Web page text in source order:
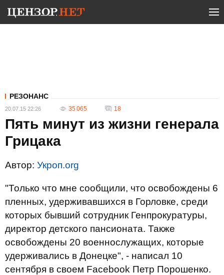
РЕЗОНАНС
20.07.15 22:26 35 065 18
Пять минут из жизни генерала
Грицака
Автор: Укроп.org
"Только что мне сообщили, что освобождены 6
пленных, удерживавшихся в Горловке, среди
которых бывший сотрудник Генпрокуратуры,
директор детского пансионата. Также
освобождены 20 военнослужащих, которые
удерживались в Донецке", - написал 10
сентября в своем Facebook Петр Порошенко.